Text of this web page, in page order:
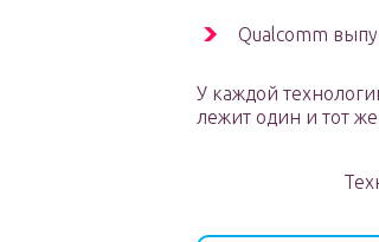
Qualcomm
У каждой
лежит один и тот